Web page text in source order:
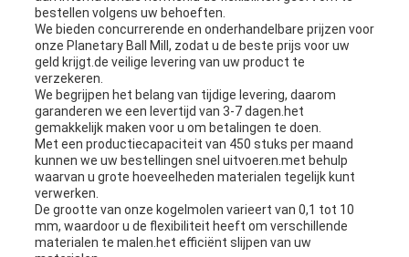
bestellen volgens uw behoeften.
We bieden concurrerende en onderhandelbare prijzen voor
onze Planetary Ball Mill, zodat u de beste prijs voor uw
geld krijgt.de veilige levering van uw product te
verzekeren.
We begrijpen het belang van tijdige levering, daarom
garanderen we een levertijd van 3-7 dagen.het
gemakkelijk maken voor u om betalingen te doen.
Met een productiecapaciteit van 450 stuks per maand
kunnen we uw bestellingen snel uitvoeren.met behulp
waarvan u grote hoeveelheden materialen tegelijk kunt
verwerken.
De grootte van onze kogelmolen varieert van 0,1 tot 10
mm, waardoor u de flexibiliteit heeft om verschillende
materialen te malen.het efficiënt slijpen van uw